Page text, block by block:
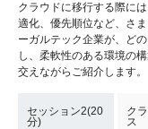
クラウドに移行する際に
適化、優先順位など、さ
ーガルテック企業が、ど
し、柔軟性のある環境の
交えながらご紹介します。
セッション2(20
分)
ク
ス